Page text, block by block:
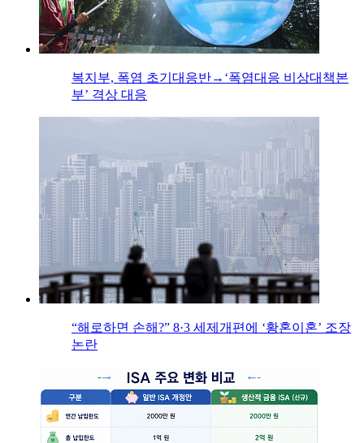
복지부, 폭염 초기대응반→‘폭염대응 비상대책본
부’ 격상 대응
“해로하면 손해?” 8·3 세제개편에 ‘황혼이혼’ 조장
논란